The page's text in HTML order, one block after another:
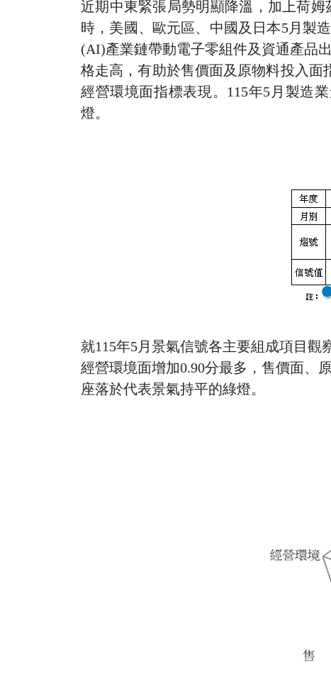
近期中東緊張局勢明顯降溫，加上荷
時，美國、歐元區、中國及日本5月製
(AI)產業鏈帶動電子零組件及資通產品
格走高，有助於售價面及原物料投入
經營環境面指標表現。115年5月製造
燈。
就115年5月景氣信號各主要組成項目
經營環境面增加0.90分最多，售價面、
座落於代表景氣持平的綠燈。